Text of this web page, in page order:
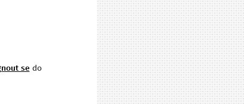
sedo